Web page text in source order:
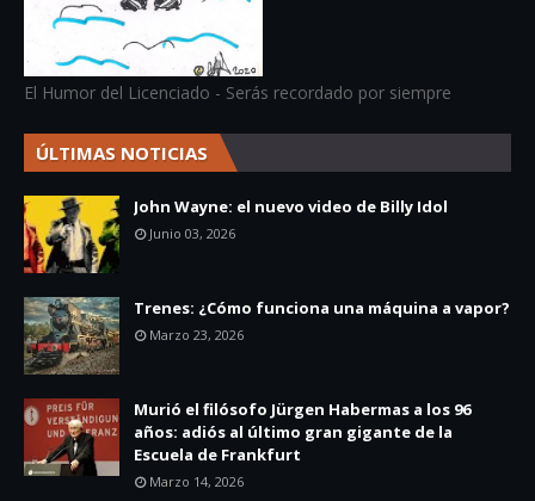
El Humor del Licenciado - Serás recordado por siempre
ÚLTIMAS NOTICIAS
John Wayne: el nuevo video de Billy Idol
Junio 03, 2026
Trenes: ¿Cómo funciona una máquina a vapor?
Marzo 23, 2026
Murió el filósofo Jürgen Habermas a los 96
años: adiós al último gran gigante de la
Escuela de Frankfurt
Marzo 14, 2026